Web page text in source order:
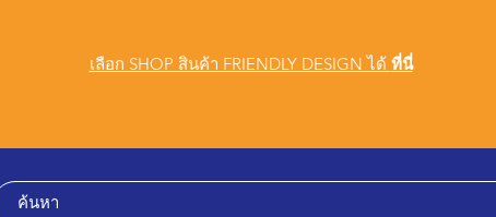
เลือก SHOP สินค้า FRIENDLY DESIGN ได้ ที่นี่